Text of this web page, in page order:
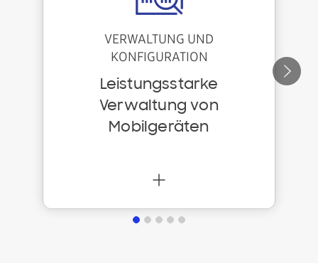
VERWALTUNG UND
KONFIGURATION
Leistungsstarke
Verwaltung von
Mobilgeräten
W